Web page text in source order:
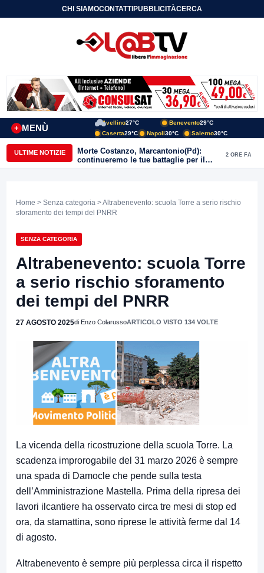
CHI SIAMOCONTATTIPUBBLICITÀCERCA
MENÙ
+
Avellino27°C Benevento29°C
Caserta29°C Napoli30°C Salerno30°C
ULTIME NOTIZIE
Morte Costanzo, Marcantonio(Pd):
continueremo le tue battaglie per il
Sannio
2 ORE FA
Home > Senza categoria > Altrabenevento: scuola Torre a serio rischio
sforamento dei tempi del PNRR
SENZA CATEGORIA
Altrabenevento: scuola Torre
a serio rischio sforamento
dei tempi del PNRR
27 AGOSTO 2025di Enzo ColarussoARTICOLO VISTO 134 VOLTE
La vicenda della ricostruzione della scuola Torre. La
scadenza improrogabile del 31 marzo 2026 è sempre
una spada di Damocle che pende sulla testa
dell’Amministrazione Mastella. Prima della ripresa dei
lavori ilcantiere ha osservato circa tre mesi di stop ed
ora, da stamattina, sono riprese le attività ferme dal 14
di agosto.
Altrabenevento è sempre più perplessa circa il rispetto